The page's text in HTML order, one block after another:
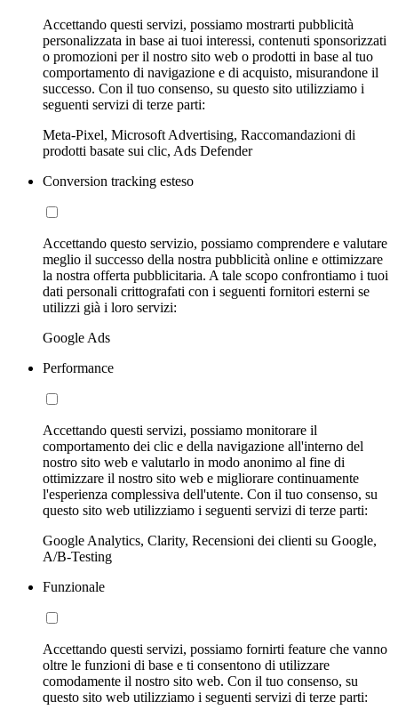
Accettando questi servizi, possiamo mostrarti pubblicità
personalizzata in base ai tuoi interessi, contenuti sponsorizzati
o promozioni per il nostro sito web o prodotti in base al tuo
comportamento di navigazione e di acquisto, misurandone il
successo. Con il tuo consenso, su questo sito utilizziamo i
seguenti servizi di terze parti:
Meta-Pixel, Microsoft Advertising, Raccomandazioni di
prodotti basate sui clic, Ads Defender
Conversion tracking esteso
Accettando questo servizio, possiamo comprendere e valutare
meglio il successo della nostra pubblicità online e ottimizzare
la nostra offerta pubblicitaria. A tale scopo confrontiamo i tuoi
dati personali crittografati con i seguenti fornitori esterni se
utilizzi già i loro servizi:
Google Ads
Performance
Accettando questi servizi, possiamo monitorare il
comportamento dei clic e della navigazione all'interno del
nostro sito web e valutarlo in modo anonimo al fine di
ottimizzare il nostro sito web e migliorare continuamente
l'esperienza complessiva dell'utente. Con il tuo consenso, su
questo sito web utilizziamo i seguenti servizi di terze parti:
Google Analytics, Clarity, Recensioni dei clienti su Google,
A/B-Testing
Funzionale
Accettando questi servizi, possiamo fornirti feature che vanno
oltre le funzioni di base e ti consentono di utilizzare
comodamente il nostro sito web. Con il tuo consenso, su
questo sito web utilizziamo i seguenti servizi di terze parti: